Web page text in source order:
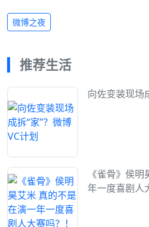
微博之夜
推荐生活
向佐变装现场
《雀骨》侯
年一度喜剧人